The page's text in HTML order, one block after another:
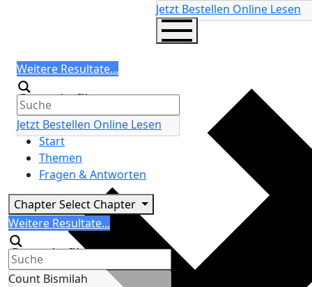
Jetzt Bestellen Online Lesen
Search
Weitere Resultate...
Generic filters
Jetzt Bestellen Online Lesen
Start
Themen
Fragen & Antworten
ChapterSelect Chapter
Search
Weitere Resultate...
Generic filters
Count Bismilah